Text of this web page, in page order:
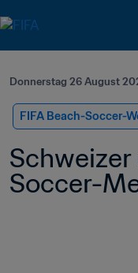
Donnerstag 26 August
FIFA Beach-Soccer-
Soccer-